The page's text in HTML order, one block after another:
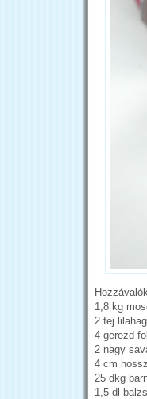
1,8 kg
2 fej
4 gerezd
2 nagy
4 cm
25 dkg
1,5 dl